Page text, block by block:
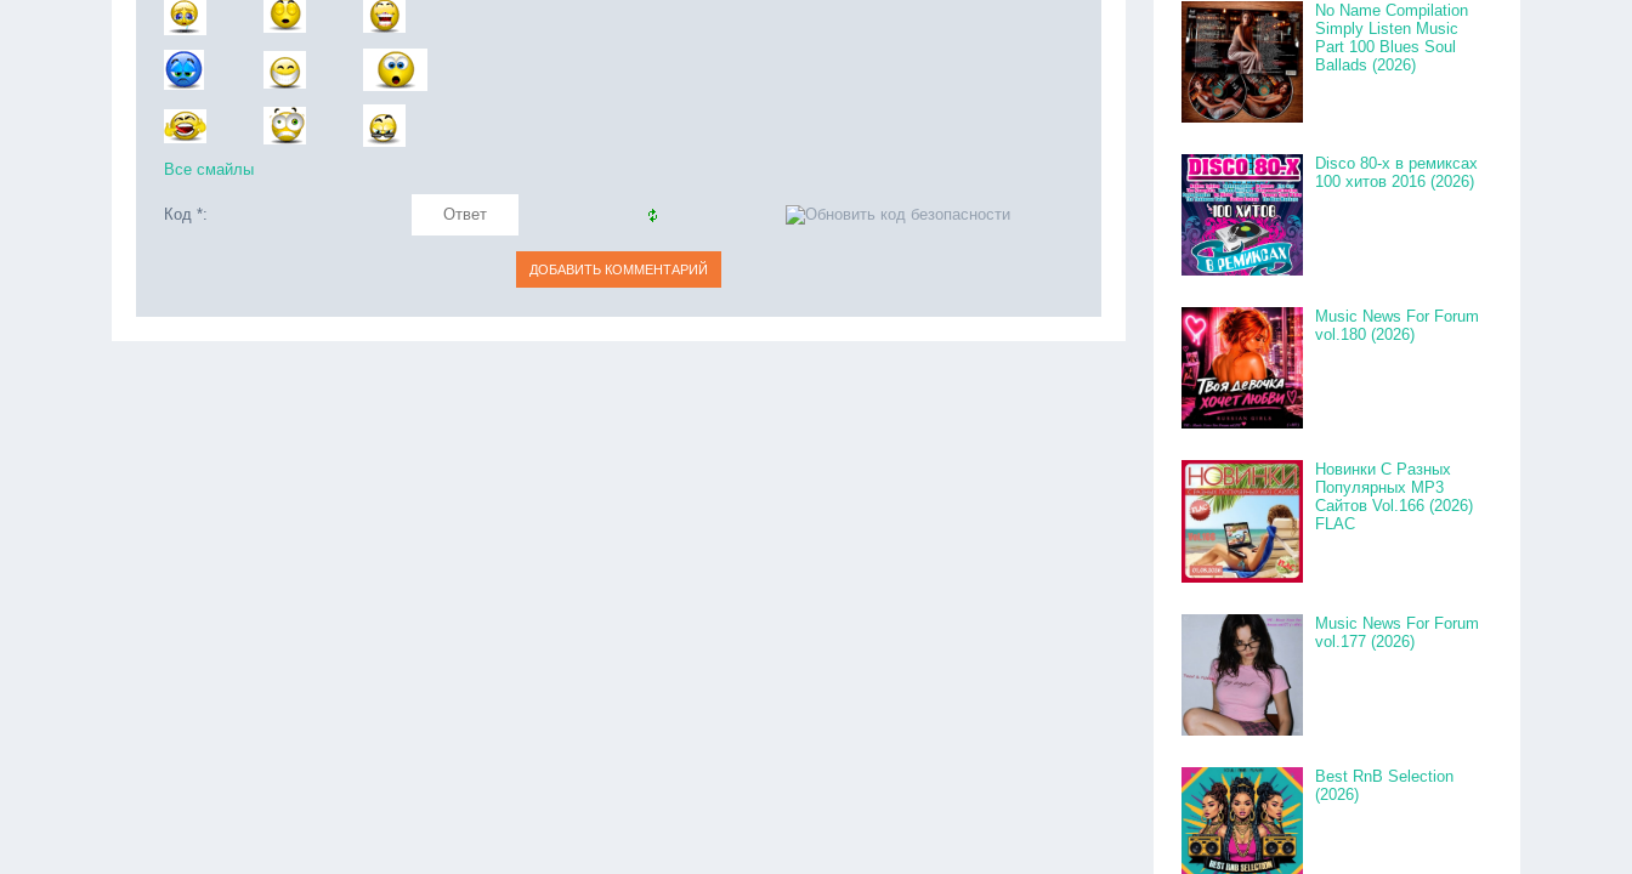
Все смайлы
Код *:
No Name Compilation
Simply Listen Music
Part 100 Blues Soul
Ballads (2026)
Disco 80-x в ремиксах
100 хитов 2016 (2026)
Music News For Forum
vol.180 (2026)
Новинки С Разных
Популярных MP3
Сайтов Vol.166 (2026)
FLAC
Music News For Forum
vol.177 (2026)
Best RnB Selection
(2026)